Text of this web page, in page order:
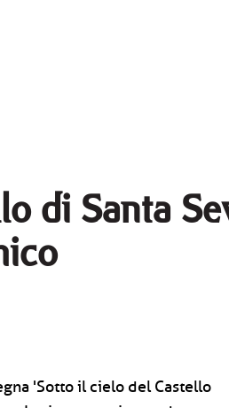
di Santa
'Sotto il cielo del Castello